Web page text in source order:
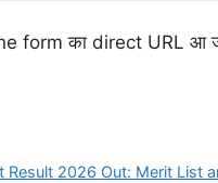
का direct URL आ जाए
Result 2026 Out: Merit List